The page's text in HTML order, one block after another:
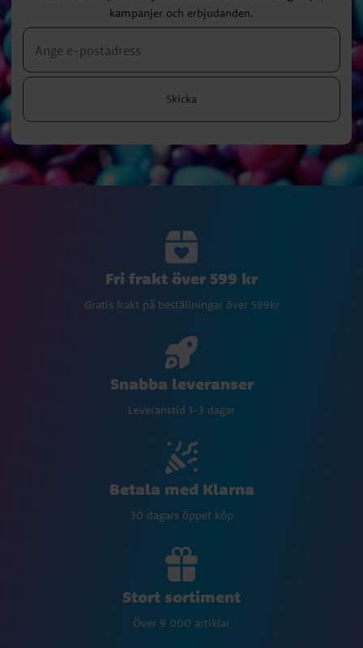
kampanjer och erbjudanden.
Skicka
Fri frakt över 599 kr
Gratis frakt på beställningar över 599kr
Snabba leveranser
Leveranstid 1-3 dagar
Betala med Klarna
30 dagars öppet köp
Stort sortiment
Över 9 000 artiklar